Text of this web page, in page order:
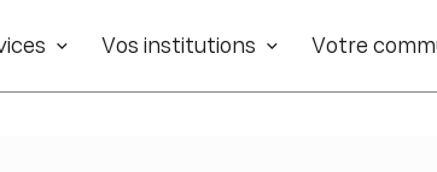
Vos institutions Votre